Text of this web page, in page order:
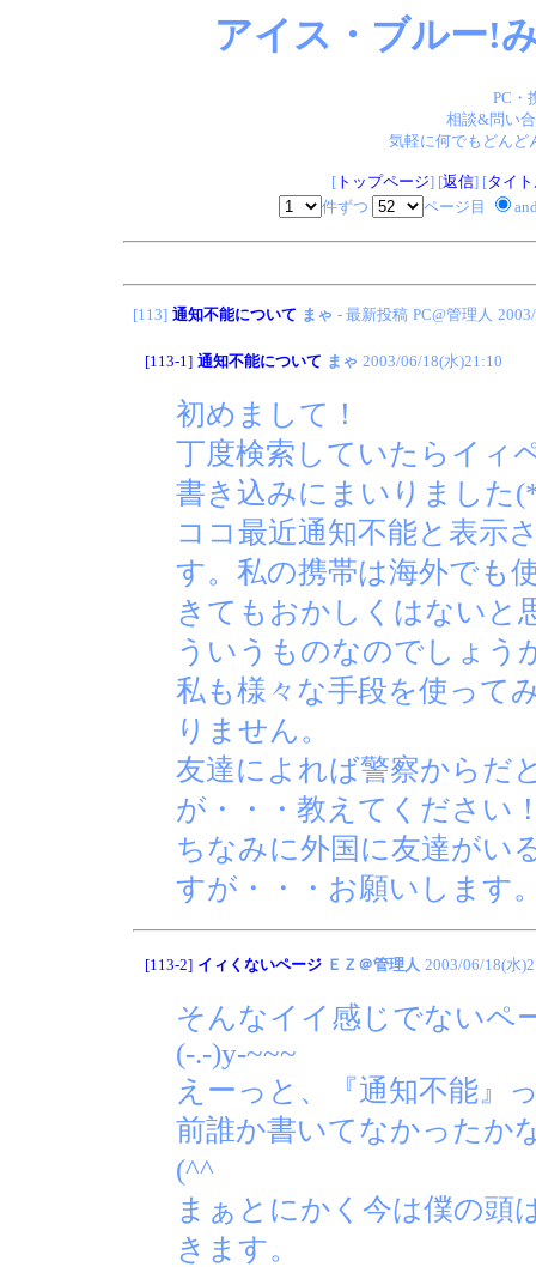
アイス・ブルー!
PC・
相談&問い
気軽に何でもどん
[トップページ] [返信] [タイ
件ずつ
ページ目
[113] 通知不能について まゃ - 最新投稿 PC@管理人
[113-1] 通知不能について まゃ 2003/06/18(水)21:10
初めまして！
丁度検索していたらイィ
書き込みにまいりました
ココ最近通知不能と表示
す。私の携帯は海外でも
きてもおかしくはないと
ういうものなのでしょう
私も様々な手段を使って
りません。
友達によれば警察からだ
が・・・教えてください
ちなみに外国に友達がい
すが・・・お願いします
[113-2] イィくないページ ＥＺ＠管理人 2003/06/18(水
そんなイイ感じでないペ
(-.-)y-~~~
えーっと、『通知不能』
前誰か書いてなかったか
(^^ゞ
まぁとにかく今は僕の
きます。